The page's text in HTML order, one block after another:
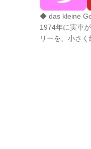
◆ das kleine
1974年に実車
リーを、小さく